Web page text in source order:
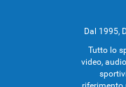
Dal 1995,
Tutto lo
video,